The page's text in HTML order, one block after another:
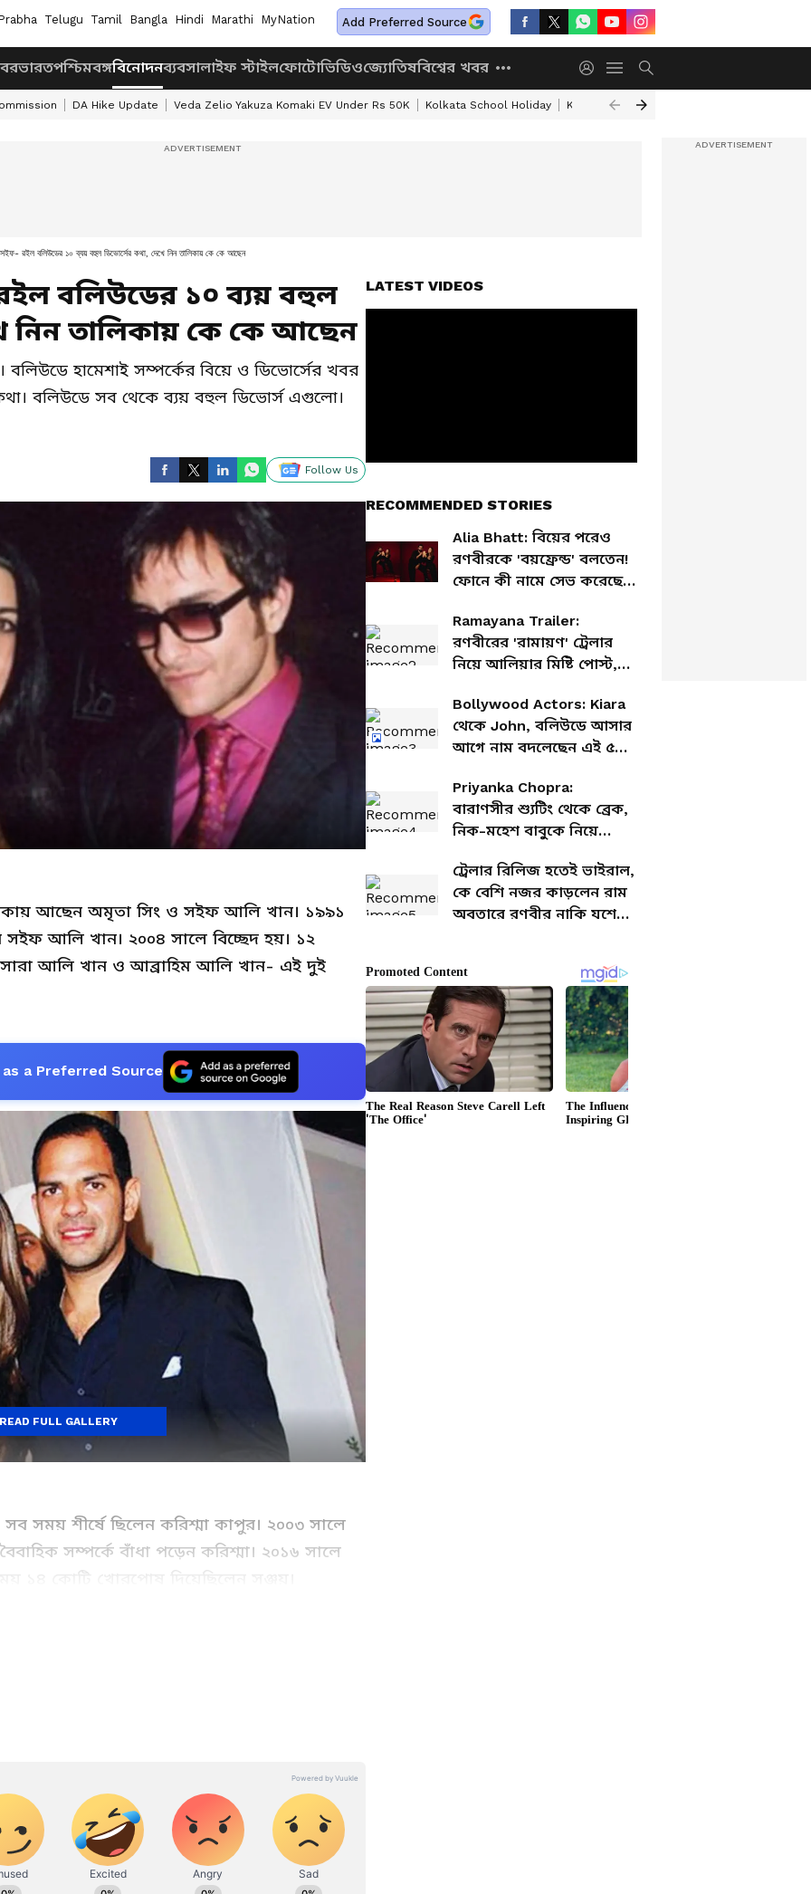
Telugu Tamil Bangla Hindi Marathi MyNation Add Preferred Source
ভারতপশ্চিমবঙ্গবিনোদনব্যবসালাইফ স্টাইলফোটোভিডিওজ্যোতিষবিশ্বের খবর
DA Hike Update Veda Zelio Yakuza Komaki EV Under Rs 50K Kolkata School Holiday Kolkata Weather Update
রইল বলিউডের ১০ ব্যয় বহুল ডিভোর্সের কথা, দেখে নিন তালিকায় কে কে আছেন
বলিউডের ১০ ব্যয় বহুল
নিন তালিকায় কে কে আছেন
হামেশাই সম্পর্কের বিয়ে ও ডিভোর্সের খবর
বলিউডে সব থেকে ব্যয় বহুল ডিভোর্স এগুলো।
Follow Us
আছেন অমৃতা সিং ও সইফ আলি খান। ১৯৯১
আলি খান। ২০০৪ সালে বিচ্ছেদ হয়। ১২
আলি খান ও আব্রাহিম আলি খান- এই দুই
a Preferred Source
সময় শীর্ষে ছিলেন করিশ্মা কাপুর। ২০০৩ সালে
সম্পর্কে বাঁধা পড়েন করিশ্মা। ২০১৬ সালে
FULL GALLERY
LATEST VIDEOS
RECOMMENDED STORIES
Alia Bhatt: বিয়ের পরেও
রণবীরকে 'বয়ফ্রেন্ড' বলতেন!
ফোনে কী নামে সেভ করেছেন
Ramayana Trailer:
রণবীরের 'রামায়ণ' ট্রেলার
নিয়ে আলিয়ার মিষ্টি পোস্ট,
Bollywood Actors: Kiara
থেকে John, বলিউডে আসার
আগে নাম বদলেছেন এই ৫
Priyanka Chopra:
বারাণসীর শ্যুটিং থেকে ব্রেক,
নিক-মহেশ বাবুকে নিয়ে
প্রিয়াঙ্কা
ট্রেলার রিলিজ হতেই ভাইরাল,
কে বেশি নজর কাড়লেন রাম
অবতারে রণবীর নাকি যশে